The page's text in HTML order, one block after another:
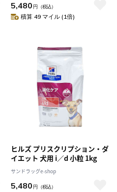
5,480 円 （税込）
積算 49 マイル (1倍)
ヒルズ プリスクリプション・ダ
イエット 犬用 i／d 小粒 1kg
サンドラッグe-shop
5,480 円 （税込）